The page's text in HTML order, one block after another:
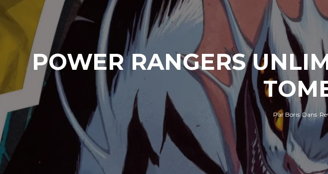
POWER RANGERS
Par Boris Dans